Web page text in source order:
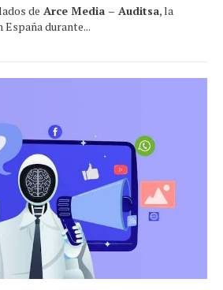
de Arce Media – Auditsa, la
durante...